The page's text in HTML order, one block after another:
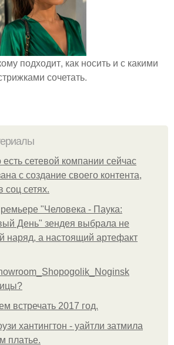
подходит, как носить и с какими
сочетать.
есть сетевой компании сейчас
с создание своего контента,
соц сетях.
"Человека - Паука:
День" зендея выбрала не
наряд, а настоящий артефакт
встречать 2017 год.
хантингтон - уайтли затмила
платьe.